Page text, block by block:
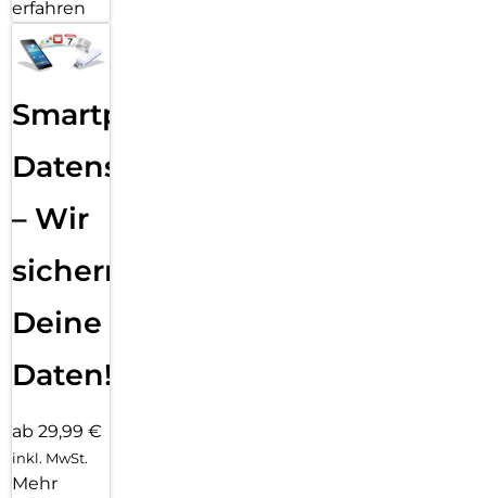
erfahren
Smartphone
Datensicherung
– Wir
sichern
Deine
Daten!
ab 29,99 €
inkl. MwSt.
Mehr